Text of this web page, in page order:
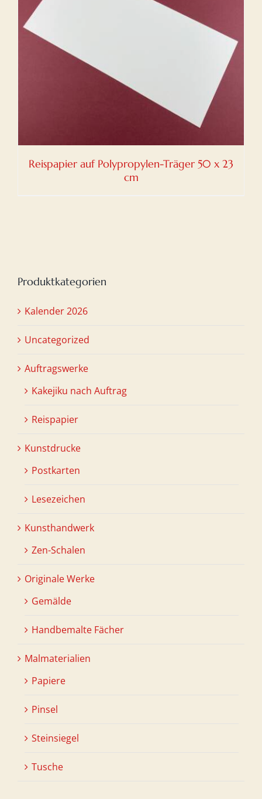
Reispapier auf Polypropylen-Träger 50 x 23
cm
Produktkategorien
Kalender 2026
Uncategorized
Auftragswerke
Kakejiku nach Auftrag
Reispapier
Kunstdrucke
Postkarten
Lesezeichen
Kunsthandwerk
Zen-Schalen
Originale Werke
Gemälde
Handbemalte Fächer
Malmaterialien
Papiere
Pinsel
Steinsiegel
Tusche